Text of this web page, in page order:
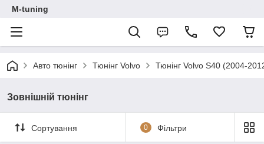
M-tuning
Авто тюнінг Тюнінг Volvo Тюнінг Volvo S40 (2004-
Зовнішній тюнінг
Сортування 0 Фільтри